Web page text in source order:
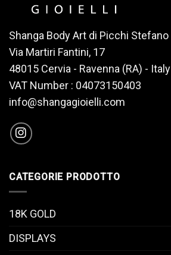
Shanga Body Art di Picchi Stefano
Via Martiri Fantini, 17
48015 Cervia - Ravenna (RA) - Italy
VAT Number : 04073150403
info@shangagioielli.com
CATEGORIE PRODOTTO
18K GOLD
DISPLAYS